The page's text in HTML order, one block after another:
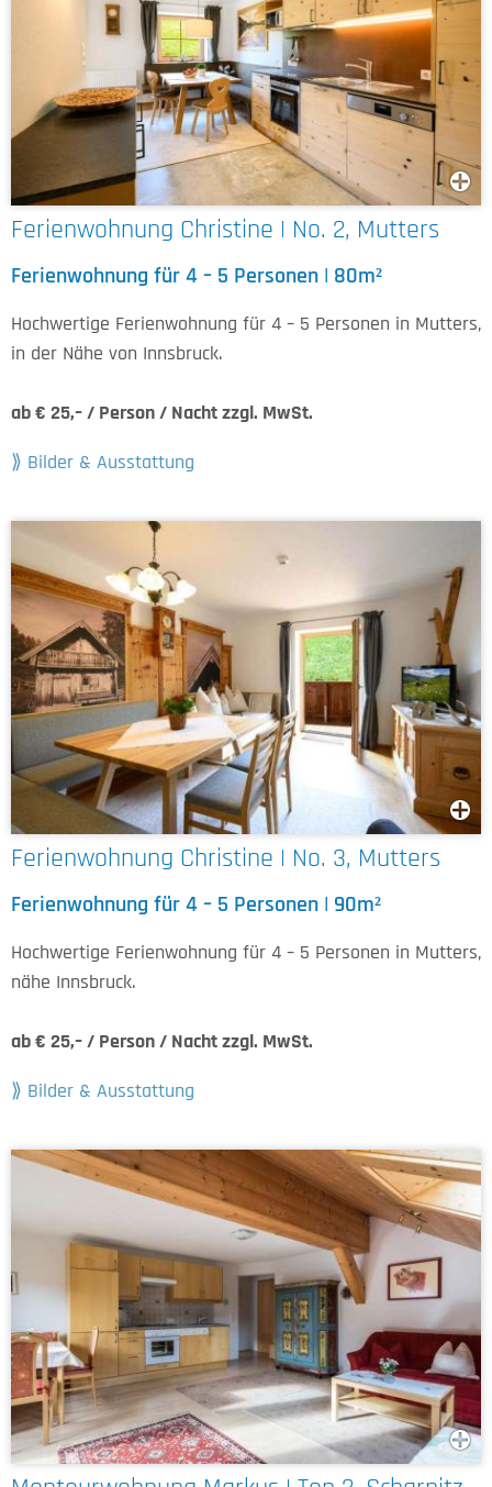
Ferienwohnung Christine | No. 2, Mutters
Ferienwohnung für 4 – 5 Personen | 80m²
Hochwertige Ferienwohnung für 4 – 5 Personen in Mutters,
in der Nähe von Innsbruck.
ab € 25,– / Person / Nacht zzgl. MwSt.
Bilder & Ausstattung
Ferienwohnung Christine | No. 3, Mutters
Ferienwohnung für 4 – 5 Personen | 90m²
Hochwertige Ferienwohnung für 4 – 5 Personen in Mutters,
nähe Innsbruck.
ab € 25,– / Person / Nacht zzgl. MwSt.
Bilder & Ausstattung